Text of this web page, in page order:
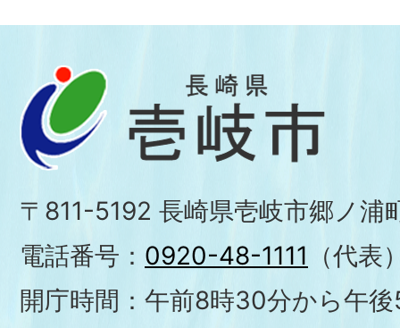
〒811-5192 長崎県壱岐市郷ノ浦
電話番号： 0920-48-1111 （代表
開庁時間：午前8時30分から午